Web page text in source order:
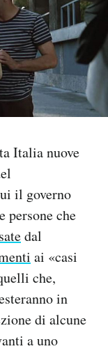
calcio 2026
Italia nuove
il governo
persone che
dal
ai «casi
che,
in
di alcune
a uno